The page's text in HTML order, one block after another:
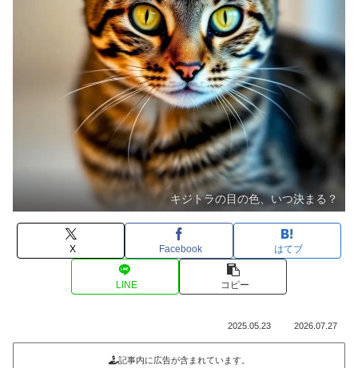
キジトラの目の色、いつ決まる？
X Facebook はてブ
LINE コピー
2025.05.23 2026.07.27
記事内に広告が含まれています。